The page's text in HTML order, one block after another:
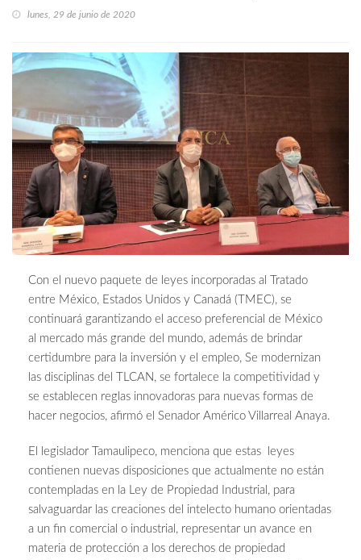
lunes, 29 de junio de 2020
Con el nuevo paquete de leyes incorporadas al Tratado
entre México, Estados Unidos y Canadá (TMEC), se
continuará garantizando el acceso preferencial de México
al mercado más grande del mundo, además de brindar
certidumbre para la inversión y el empleo, Se modernizan
las disciplinas del TLCAN, se fortalece la competitividad y
se establecen reglas innovadoras para nuevas formas de
hacer negocios, afirmó el Senador Américo Villarreal Anaya.
El legislador Tamaulipeco, menciona que estas leyes
contienen nuevas disposiciones que actualmente no están
contempladas en la Ley de Propiedad Industrial, para
salvaguardar las creaciones del intelecto humano orientadas
a un fin comercial o industrial, representar un avance en
materia de protección a los derechos de propiedad